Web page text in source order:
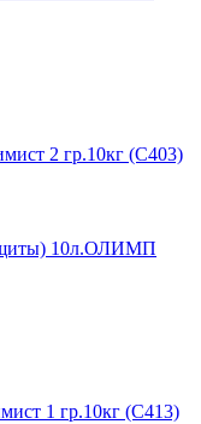
2 гр.10кг (С403)
10л.ОЛИМП
1 гр.10кг (С413)